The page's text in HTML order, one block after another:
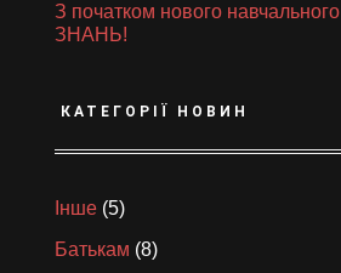
З початком нового
ЗНАНЬ!
КАТЕГОРІЇ НОВИН
Інше (5)
Батькам (8)